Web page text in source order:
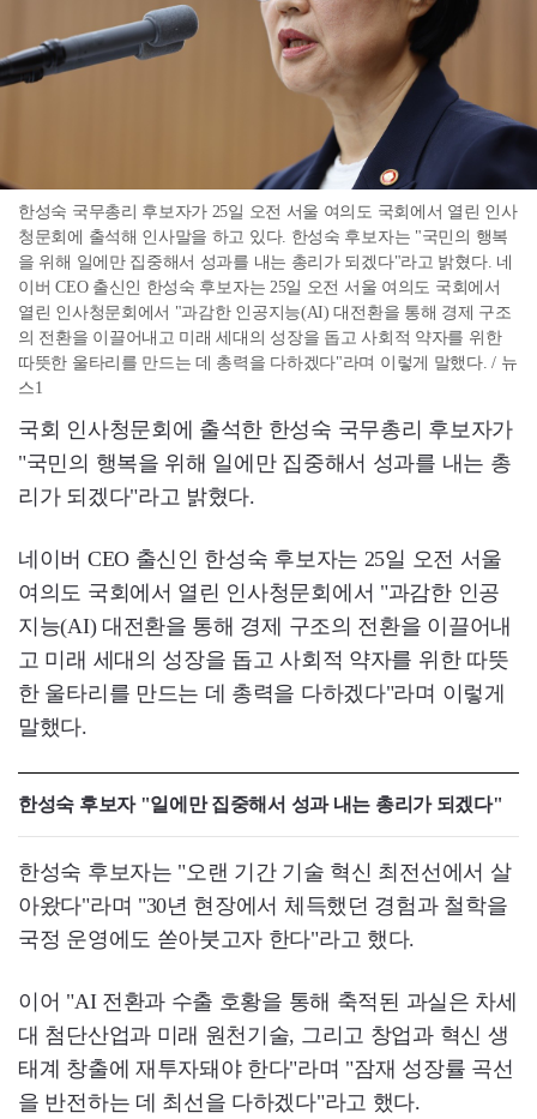
한성숙 국무총리 후보자가 25일 오전 서울 여의도 국회에서 열린 인사
청문회에 출석해 인사말을 하고 있다. 한성숙 후보자는 "국민의 행복
을 위해 일에만 집중해서 성과를 내는 총리가 되겠다"라고 밝혔다. 네
이버 CEO 출신인 한성숙 후보자는 25일 오전 서울 여의도 국회에서
열린 인사청문회에서 "과감한 인공지능(AI) 대전환을 통해 경제 구조
의 전환을 이끌어내고 미래 세대의 성장을 돕고 사회적 약자를 위한
따뜻한 울타리를 만드는 데 총력을 다하겠다"라며 이렇게 말했다. / 뉴
스1
국회 인사청문회에 출석한 한성숙 국무총리 후보자가
"국민의 행복을 위해 일에만 집중해서 성과를 내는 총
리가 되겠다"라고 밝혔다.
네이버 CEO 출신인 한성숙 후보자는 25일 오전 서울
여의도 국회에서 열린 인사청문회에서 "과감한 인공
지능(AI) 대전환을 통해 경제 구조의 전환을 이끌어내
고 미래 세대의 성장을 돕고 사회적 약자를 위한 따뜻
한 울타리를 만드는 데 총력을 다하겠다"라며 이렇게
말했다.
한성숙 후보자 "일에만 집중해서 성과 내는 총리가 되겠다"
한성숙 후보자는 "오랜 기간 기술 혁신 최전선에서 살
아왔다"라며 "30년 현장에서 체득했던 경험과 철학을
국정 운영에도 쏟아붓고자 한다"라고 했다.
이어 "AI 전환과 수출 호황을 통해 축적된 과실은 차세
대 첨단산업과 미래 원천기술, 그리고 창업과 혁신 생
태계 창출에 재투자돼야 한다"라며 "잠재 성장률 곡선
을 반전하는 데 최선을 다하겠다"라고 했다.